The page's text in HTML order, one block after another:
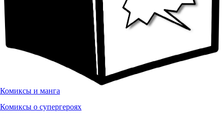
Комиксы и манга
Комиксы о супергероях